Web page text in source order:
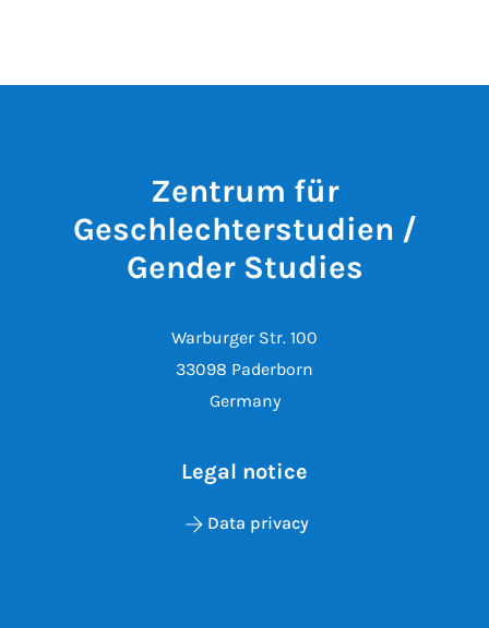
Zentrum für
Geschlechterstudien /
Gender Studies
Warburger Str. 100
33098 Paderborn
Germany
Legal notice
Data privacy